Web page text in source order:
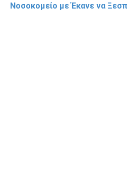
Νοσοκομείο με Έκανε να